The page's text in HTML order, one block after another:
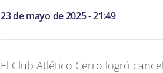
23 de mayo de 2025 - 21:49
El Club Atlético Cerro logró